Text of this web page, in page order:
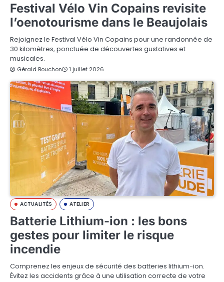
Festival Vélo Vin Copains revisite
l’oenotourisme dans le Beaujolais
Rejoignez le Festival Vélo Vin Copains pour une randonnée de
30 kilomètres, ponctuée de découvertes gustatives et
musicales.
Gérald Bouchon 1 juillet 2026
ACTUALITÉS ATELIER
Batterie Lithium-ion : les bons
gestes pour limiter le risque
incendie
Comprenez les enjeux de sécurité des batteries lithium-ion.
Évitez les accidents grâce à une utilisation correcte de votre